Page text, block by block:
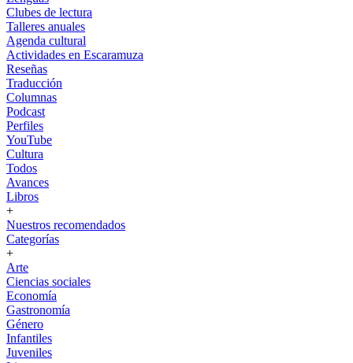
Clubes de lectura
Talleres anuales
Agenda cultural
Actividades en Escaramuza
Reseñas
Traducción
Columnas
Podcast
Perfiles
YouTube
Cultura
Todos
Avances
Libros
+
Nuestros recomendados
Categorías
+
Arte
Ciencias sociales
Economía
Gastronomía
Género
Infantiles
Juveniles